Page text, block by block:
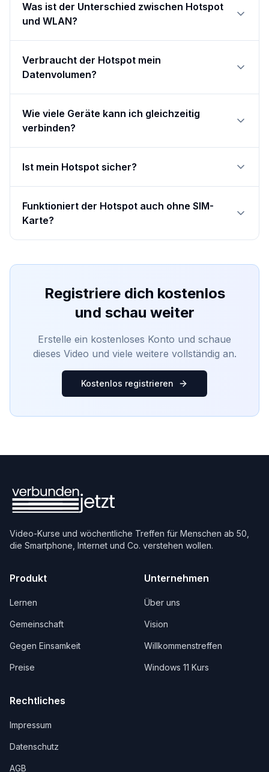
Was ist der Unterschied zwischen Hotspot
und WLAN?
Verbraucht der Hotspot mein
Datenvolumen?
Wie viele Geräte kann ich gleichzeitig
verbinden?
Ist mein Hotspot sicher?
Funktioniert der Hotspot auch ohne SIM-
Karte?
Registriere dich kostenlos
und schau weiter
Erstelle ein kostenloses Konto und schaue
dieses Video und viele weitere vollständig an.
Kostenlos registrieren
Video-Kurse und wöchentliche Treffen für Menschen ab 50,
die Smartphone, Internet und Co. verstehen wollen.
Produkt
Lernen
Gemeinschaft
Gegen Einsamkeit
Preise
Unternehmen
Über uns
Vision
Willkommenstreffen
Windows 11 Kurs
Rechtliches
Impressum
Datenschutz
AGB